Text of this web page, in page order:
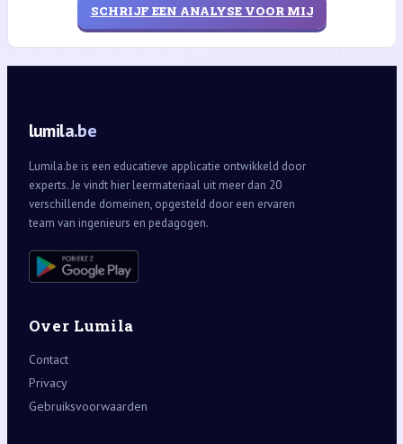
SCHRIJF EEN ANALYSE VOOR MIJ
lumila.be
Lumila.be is een educatieve applicatie ontwikkeld door
experts. Je vindt hier leermateriaal uit meer dan 20
verschillende domeinen, opgesteld door een ervaren
team van ingenieurs en pedagogen.
Over Lumila
Contact
Privacy
Gebruiksvoorwaarden